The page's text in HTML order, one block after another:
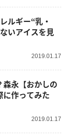
ルギー“乳・
いアイスを見
2019.01.17
永【おかしの
に作ってみた
2019.01.17